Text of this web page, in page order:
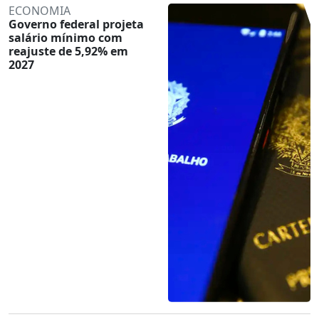
ECONOMIA
Governo federal projeta
salário mínimo com
reajuste de 5,92% em
2027